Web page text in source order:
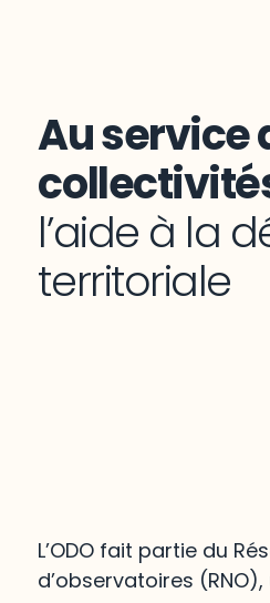
Au service
l’aide à la
territoriale
L’ODO fait partie du
d’observatoires